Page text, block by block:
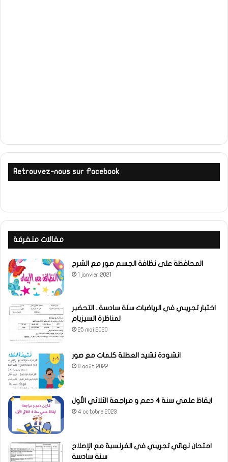
Retrouvez-nous sur Facebook
مقالات متفرقة
المحافظة على نظافة الجسم صور مع الشرح
1 janvier 2021
اختبار تجريبي في الرياضيات سنة سادسة ـ التحضير
لمناظرة السيزيام
25 mai 2020
انشودة نشيد العطلة كلمات مع صور
8 août 2022
ايقاظ علمي سنة 4 دعم و مراجعة الثلاثي الأول
4 octobre 2023
امتحان نهائي تجريبي في الفرنسية مع الإصلاح
سنة سادسة